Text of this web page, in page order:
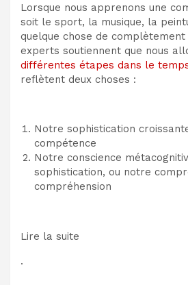
Lorsque nous apprenons une
soit le sport, la musique, la
quelque chose de
experts soutiennent que nous
différentes étapes dans le
reflètent deux choses :
Notre sophistication
compétence
Notre conscience
sophistication, ou notre
compréhension
Lire la suite
.